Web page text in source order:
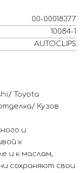
00-00018377
10084-1
AUTOCLIPS
Toyota
Кузов
и
к
и к маслам,
сохраняют свои